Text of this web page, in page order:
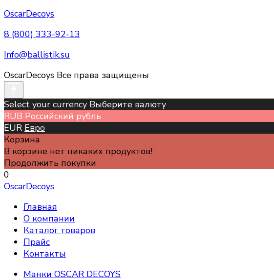
OscarDecoys
8 (800) 333-92-13
Info@ballistik.su
OscarDecoys Все права защищены
Select your currency Выберите валюту
RUB Российский рубль
EUR Евро
Корзина
В корзине нет никаких продуктов!
Продолжить покупки
0
OscarDecoys
Главная
О компании
Каталог товаров
Прайс
Контакты
Манки OSCAR DECOYS